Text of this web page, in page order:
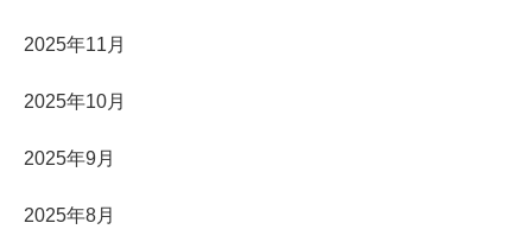
2025年11月
2025年10月
2025年9月
2025年8月